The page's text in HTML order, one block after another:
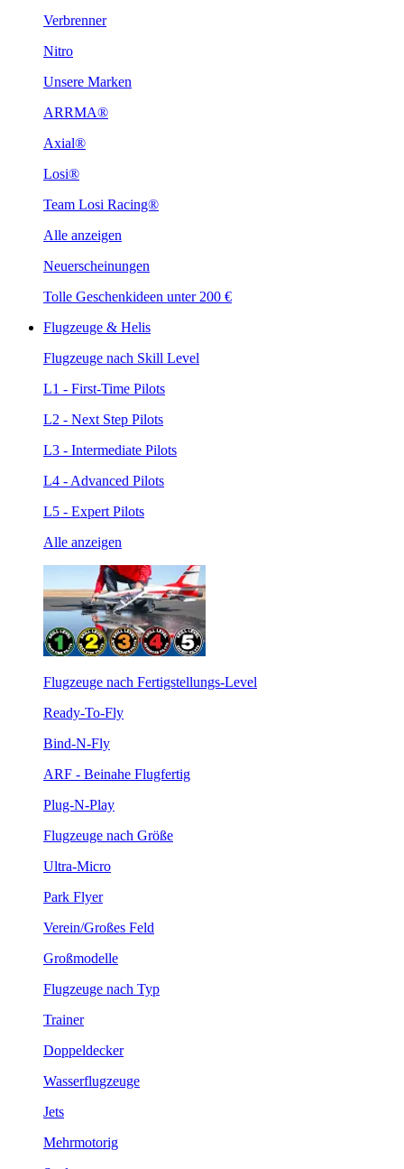
Verbrenner
Nitro
Unsere Marken
ARRMA®
Axial®
Losi®
Team Losi Racing®
Alle anzeigen
Neuerscheinungen
Tolle Geschenkideen unter 200 €
Flugzeuge & Helis
Flugzeuge nach Skill Level
L1 - First-Time Pilots
L2 - Next Step Pilots
L3 - Intermediate Pilots
L4 - Advanced Pilots
L5 - Expert Pilots
Alle anzeigen
Flugzeuge nach Fertigstellungs-Level
Ready-To-Fly
Bind-N-Fly
ARF - Beinahe Flugfertig
Plug-N-Play
Flugzeuge nach Größe
Ultra-Micro
Park Flyer
Verein/Großes Feld
Großmodelle
Flugzeuge nach Typ
Trainer
Doppeldecker
Wasserflugzeuge
Jets
Mehrmotorig